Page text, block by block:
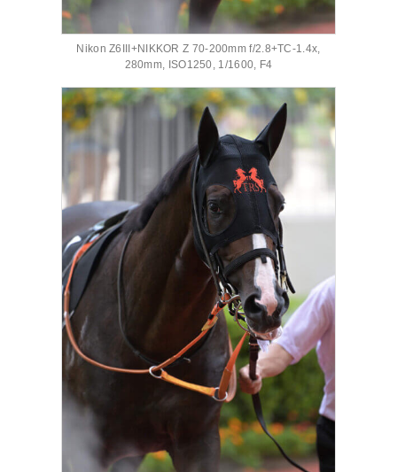
Nikon Z6III+NIKKOR Z 70-200mm f/2.8+TC-1.4x,
280mm, ISO1250, 1/1600, F4